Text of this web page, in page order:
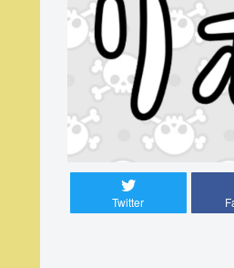
Twitter